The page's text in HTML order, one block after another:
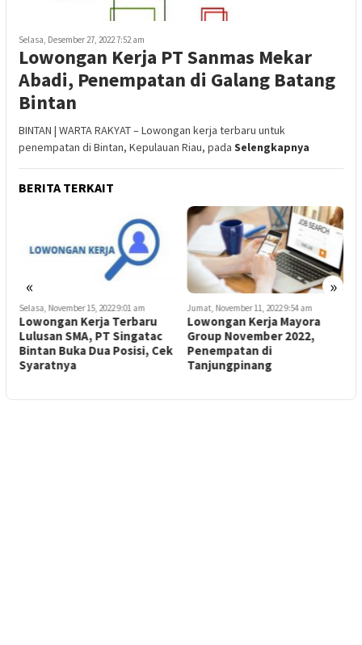
Selasa, Desember 27, 2022 7:52 am
Lowongan Kerja PT Sanmas Mekar
Abadi, Penempatan di Galang Batang
Bintan
BINTAN | WARTA RAKYAT – Lowongan kerja terbaru untuk
penempatan di Bintan, Kepulauan Riau, pada Selengkapnya
BERITA TERKAIT
« »
Selasa, November 15, 2022 9:01 am
Lowongan Kerja Terbaru
Lulusan SMA, PT Singatac
Bintan Buka Dua Posisi, Cek
Syaratnya
Jumat, November 11, 2022 9:54 am
Lowongan Kerja Mayora
Group November 2022,
Penempatan di
Tanjungpinang